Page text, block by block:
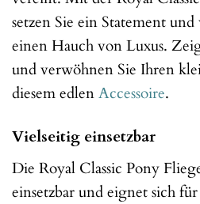
setzen Sie ein Statement
einen Hauch von Luxus.
und verwöhnen Sie Ihren
diesem edlenAccessoire.
Vielseitig einsetzbar
Die Royal Classic Pony
einsetzbar und eignet sich